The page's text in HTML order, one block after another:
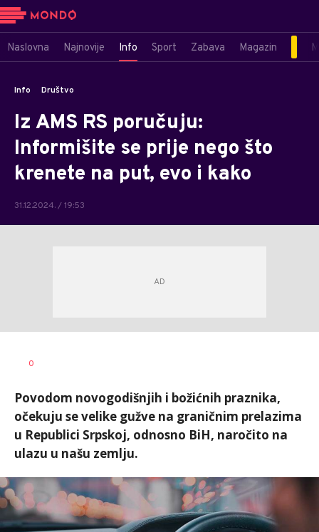
Naslovna Najnovije Info Sport Zabava Magazin
Info Društvo
Iz AMS RS poručuju:
Informišite se prije nego što
krenete na put, evo i kako
31.12.2024. / 19:53
AUTOR
0
Povodom novogodišnjih i božićnih praznika,
očekuju se velike gužve na graničnim prelazima
u Republici Srpskoj, odnosno BiH, naročito na
ulazu u našu zemlju.